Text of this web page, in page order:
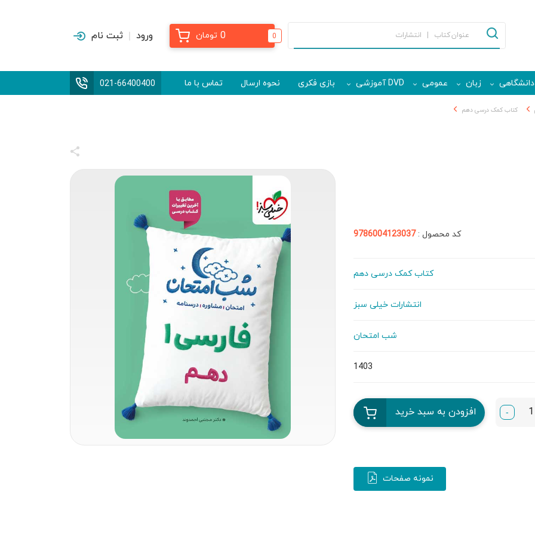
0
0 تومان ورود ثبت نام
دانشگاهی زبان عمومی DVD آموزشی بازی فکری نحوه ارسال تماس با ما 021-66400400
کتاب کمک درسی دهم
کد محصول :9786004123037
کتاب کمک درسی دهم
انتشارات خیلی سبز
شب امتحان
1403
- افزودن به سبد خرید
نمونه صفحات